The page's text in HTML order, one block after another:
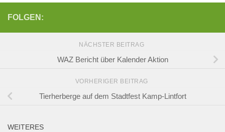
FOLGEN:
NÄCHSTER BEITRAG
WAZ Bericht über Kalender Aktion
VORHERIGER BEITRAG
Tierherberge auf dem Stadtfest Kamp-Lintfort
WEITERES